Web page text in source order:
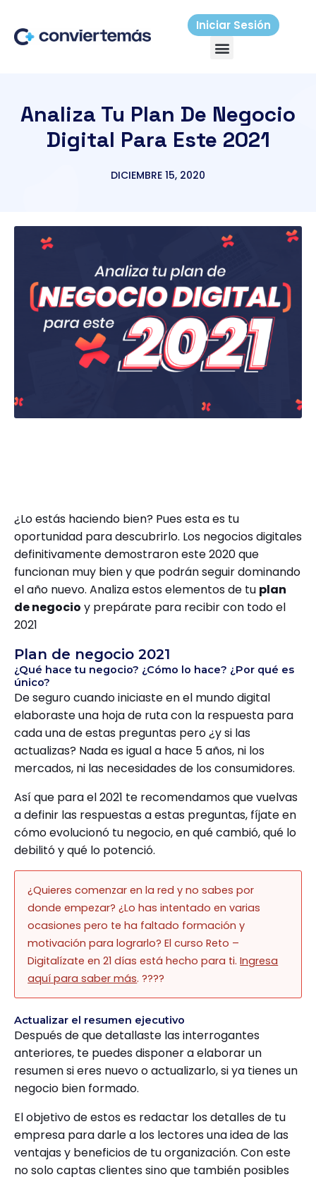
contenido
Iniciar Sesión
Menú
Analiza Tu Plan De Negocio
Digital Para Este 2021
DICIEMBRE 15, 2020
¿Lo estás haciendo bien? Pues esta es tu
oportunidad para descubrirlo. Los negocios digitales
definitivamente demostraron este 2020 que
funcionan muy bien y que podrán seguir dominando
el año nuevo. Analiza estos elementos de tu plan
de negocio y prepárate para recibir con todo el
2021
Plan de negocio 2021
¿Qué hace tu negocio? ¿Cómo lo hace? ¿Por qué es
único?
De seguro cuando iniciaste en el mundo digital
elaboraste una hoja de ruta con la respuesta para
cada una de estas preguntas pero ¿y si las
actualizas? Nada es igual a hace 5 años, ni los
mercados, ni las necesidades de los consumidores.
Así que para el 2021 te recomendamos que vuelvas
a definir las respuestas a estas preguntas, fíjate en
cómo evolucionó tu negocio, en qué cambió, qué lo
debilitó y qué lo potenció.
¿Quieres comenzar en la red y no sabes por
donde empezar? ¿Lo has intentado en varias
ocasiones pero te ha faltado formación y
motivación para lograrlo? El curso Reto –
Digitalízate en 21 días está hecho para ti.Ingresa
aquí para saber más. ????
Actualizar el resumen ejecutivo
Después de que detallaste las interrogantes
anteriores, te puedes disponer a elaborar un
resumen si eres nuevo o actualizarlo, si ya tienes un
negocio bien formado.
El objetivo de estos es redactar los detalles de tu
empresa para darle a los lectores una idea de las
ventajas y beneficios de tu organización. Con este
no solo captas clientes sino que también posibles